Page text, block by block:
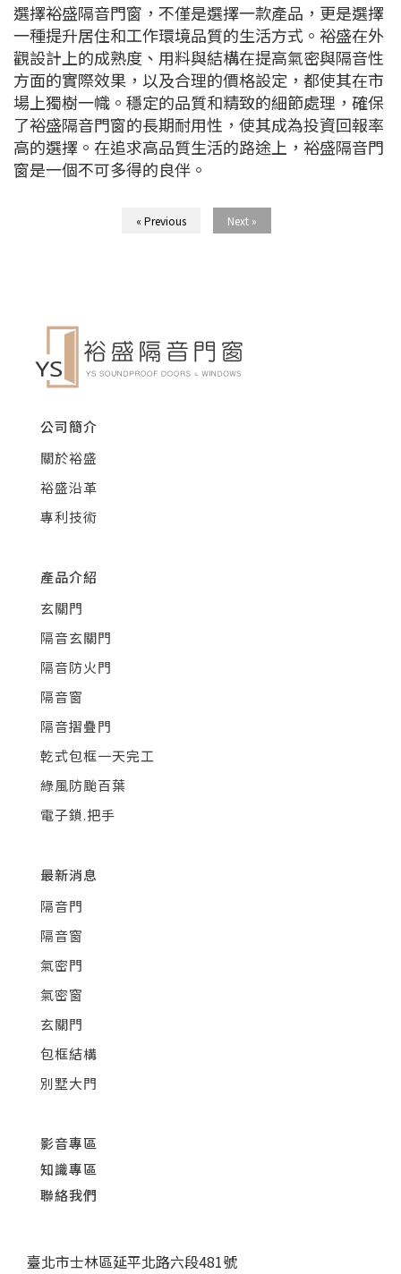
選擇裕盛隔音門窗，不僅是選擇一款產品，更是選擇
一種提升居住和工作環境品質的生活方式。裕盛在外
觀設計上的成熟度、用料與結構在提高氣密與隔音性
方面的實際效果，以及合理的價格設定，都使其在市
場上獨樹一幟。穩定的品質和精致的細節處理，確保
了裕盛隔音門窗的長期耐用性，使其成為投資回報率
高的選擇。在追求高品質生活的路途上，裕盛隔音門
窗是一個不可多得的良伴。
« Previous Next »
公司簡介
關於裕盛
裕盛沿革
專利技術
產品介紹
玄關門
隔音玄關門
隔音防火門
隔音窗
隔音摺疊門
乾式包框一天完工
綠風防颱百葉
電子鎖.把手
最新消息
隔音門
隔音窗
氣密門
氣密窗
玄關門
包框結構
別墅大門
影音專區
知識專區
聯絡我們
臺北市士林區延平北路六段481號